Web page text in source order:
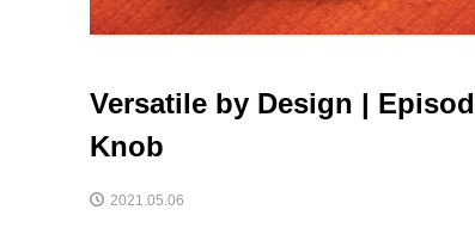
Versatile by Design |
Knob
2021.05.06